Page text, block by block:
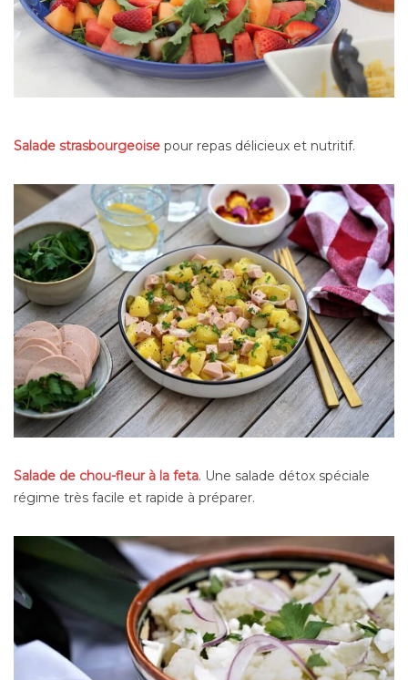
Salade strasbourgeoise pour repas délicieux et nutritif.
Salade de chou-fleur à la feta. Une salade détox spéciale
régime très facile et rapide à préparer.